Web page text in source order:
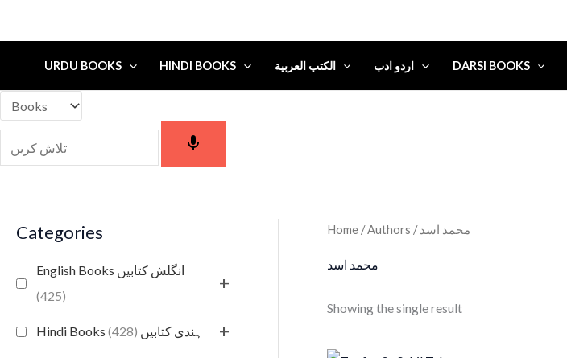
URDU BOOKS HINDI BOOKS الكتب العربية اردو ادب DARSI BOOKS
Categories
English Books انگلش کتابیں
(425)
+
Hindi Books ہندی کتابیں (428) +
Home / Authors / محمد اسد
محمد اسد
Showing the single result